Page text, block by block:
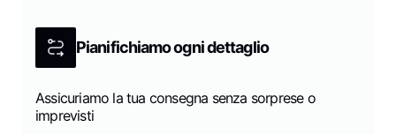
Pianifichiamo ogni dettaglio
Assicuriamo la tua consegna senza sorprese o
imprevisti